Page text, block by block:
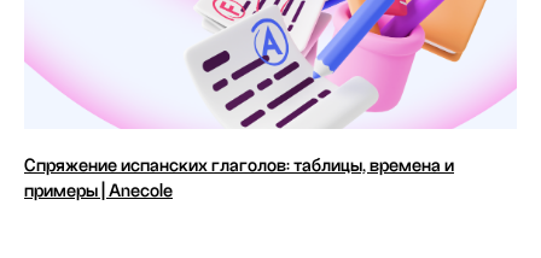
Спряжение испанских глаголов: таблицы, времена и
примеры | Anecole